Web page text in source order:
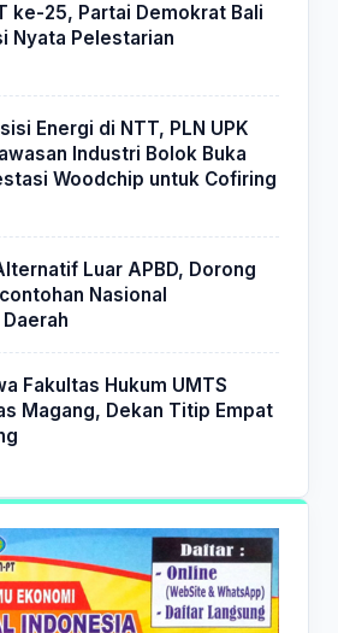
ke-25, Partai Demokrat Bali
Nyata Pelestarian
Energi di NTT, PLN UPK
Industri Bolok Buka
Woodchip untuk Cofiring
Luar APBD, Dorong
Nasional
Fakultas Hukum UMTS
Magang, Dekan Titip Empat